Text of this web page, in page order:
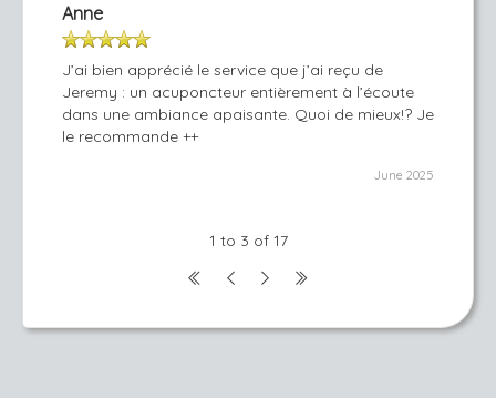
Anne
J’ai bien apprécié le service que j’ai reçu de
Jeremy : un acuponcteur entièrement à l’écoute
dans une ambiance apaisante. Quoi de mieux!? Je
le recommande ++
June 2025
1 to 3 of 17